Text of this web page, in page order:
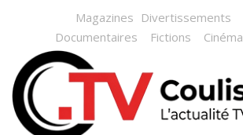
Magazines Divertissements
Documentaires
Fictions Cinéma